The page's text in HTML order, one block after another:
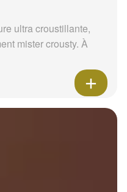
ultra croustillante,
mister crousty. À